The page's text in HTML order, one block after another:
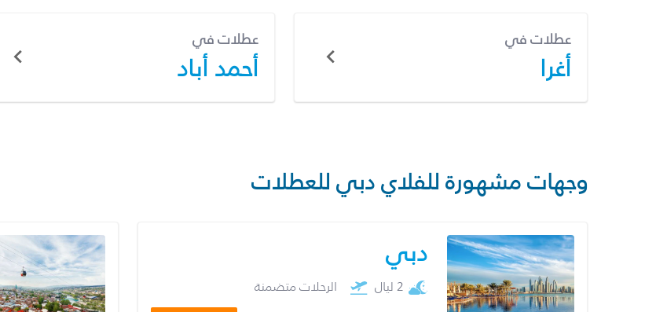
عطلات في
أغرا
عطلات في
أحمد أباد
وجهات مشهورة للفلاي دبي للعطلات
دبي
2 ليال الرحلات متضمنة